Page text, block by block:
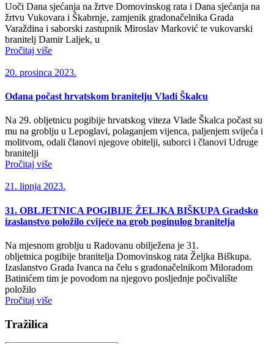
Uoči Dana sjećanja na žrtve Domovinskog rata i Dana sjećanja na
žrtvu Vukovara i Škabrnje, zamjenik gradonačelnika Grada
Varaždina i saborski zastupnik Miroslav Marković te vukovarski
branitelj Damir Laljek, u
Pročitaj više
20. prosinca 2023.
Odana počast hrvatskom branitelju Vladi Škalcu
Na 29. obljetnicu pogibije hrvatskog viteza Vlade Škalca počast su
mu na groblju u Lepoglavi, polaganjem vijenca, paljenjem svijeća i
molitvom, odali članovi njegove obitelji, suborci i članovi Udruge
branitelji
Pročitaj više
21. lipnja 2023.
31. OBLJETNICA POGIBIJE ŽELJKA BIŠKUPA Gradsko
izaslanstvo položilo cvijeće na grob poginulog branitelja
Na mjesnom groblju u Radovanu obilježena je 31.
obljetnica pogibije branitelja Domovinskog rata Željka Biškupa.
Izaslanstvo Grada Ivanca na čelu s gradonačelnikom Miloradom
Batinićem tim je povodom na njegovo posljednje počivalište
položilo
Pročitaj više
Tražilica